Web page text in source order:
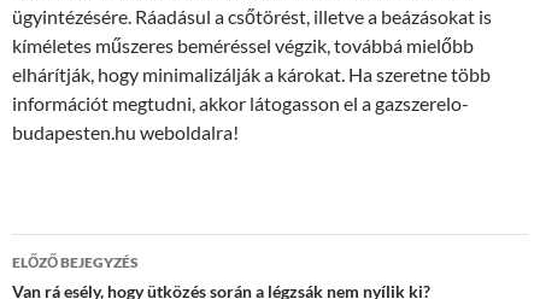
ügyintézésére. Ráadásul a csőtörést, illetve a beázásokat is
kíméletes műszeres beméréssel végzik, továbbá mielőbb
elhárítják, hogy minimalizálják a károkat. Ha szeretne több
információt megtudni, akkor látogasson el a gazszerelo-
budapesten.hu weboldalra!
Bejegyzések
ELŐZŐ BEJEGYZÉS
Van rá esély, hogy ütközés során a légzsák nem nyílik ki?